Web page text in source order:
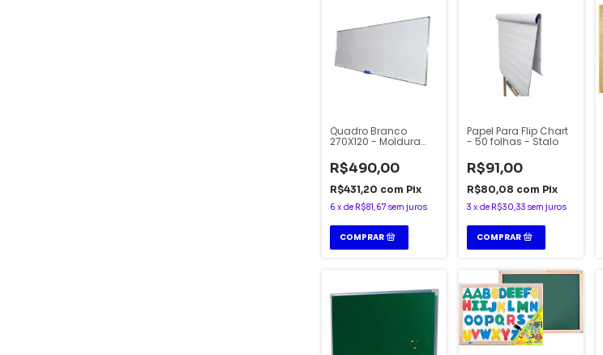
Quadro Branco
270X120 - Moldura
R$490,00
R$431,20 com Pix
6 xde R$81,67 sem juros
Papel Para Flip Chart
- 50 folhas - Stalo
R$91,00
R$80,08 com Pix
3 xde R$30,33 sem juros